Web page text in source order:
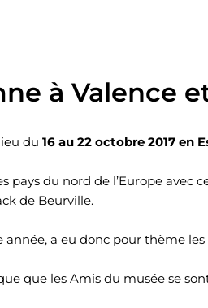
à Valence
du 16 au 22 octobre 2017 en
pays du nord de l’Europe
de Beurville.
année, a eu donc pour thème
que les Amis du musée se